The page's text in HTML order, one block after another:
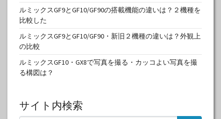
ルミックスGF9とGF10/GF90の搭載機能の違いは？２機種を
比較した
ルミックスGF9とGF10/GF90・新旧２機種の違いは？外観上
の比較
ルミックスGF10・GX8で写真を撮る・カッコよい写真を撮
る構図は？
サイト内検索